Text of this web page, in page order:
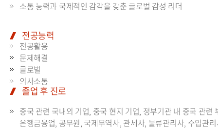
소통 능력과 국제적인 감각을 갖춘 글로벌 감성 리더
전공능력
전공활용
문제해결
글로벌
의사소통
졸업 후 진로
중국 관련 국내외 기업, 중국 현지 기업, 정부기관 내 중국 관
은행금융업, 공무원, 국제무역사, 관세사, 물류관리사, 수입관